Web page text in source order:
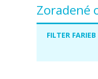
Zoradené
FILTER FARIEB